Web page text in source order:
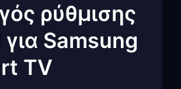
ρύθμισης
για Samsung
TV